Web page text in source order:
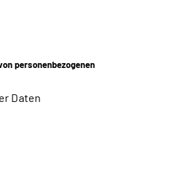
personenbezogenen
Daten